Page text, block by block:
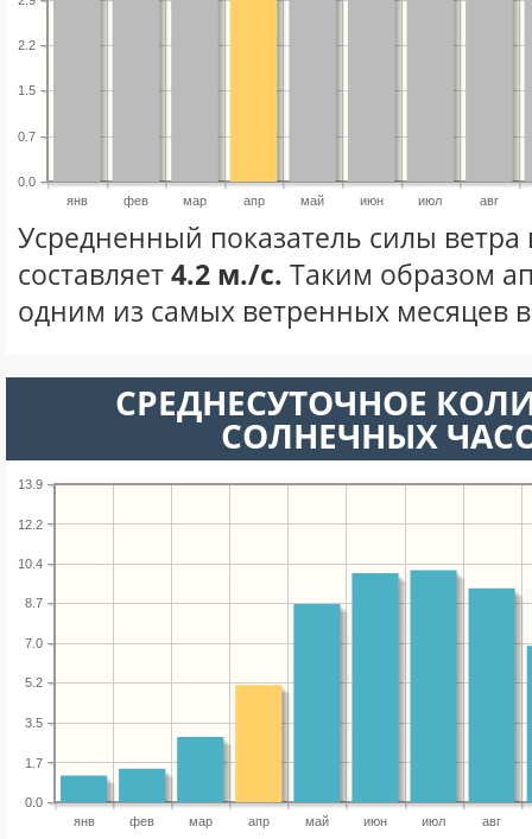
янв фев мар апр май июн июл авг
0.0
0.7
1.5
2.2
Усредненный показатель силы ветра
составляет4.2 м./с. Таким образом
одним из самых ветренных месяцев в
СРЕДНЕСУТОЧНОЕ
СОЛНЕЧНЫХ
янв фев мар апр май июн июл авг
0.0
1.7
3.5
5.2
7.0
8.7
10.4
12.2
13.9